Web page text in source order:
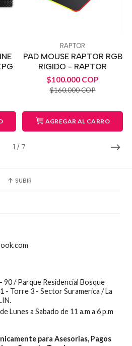
1 / 7
RAPTOR
PAD MOUSE RAPTOR RGB
RIGIDO - RAPTOR
$100.000 COP
$160.000 COP
AGREGAR AL CARRO
SUBIR
90 / Parque Residencial Bosque
- Torre 3 - Sector Suramerica / La
Lunes a Sabado de 11 a.m a 6 p.m
para Asesorias, Pagos